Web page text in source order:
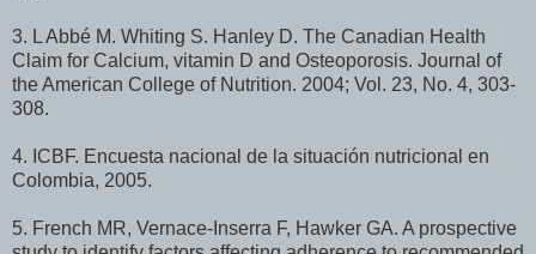
3. L Abbé M. Whiting S. Hanley D. The Canadian Health
Claim for Calcium, vitamin D and Osteoporosis. Journal of
the American College of Nutrition. 2004; Vol. 23, No. 4, 303-
308.
4. ICBF. Encuesta nacional de la situación nutricional en
Colombia, 2005.
5. French MR, Vernace-Inserra F, Hawker GA. A prospective